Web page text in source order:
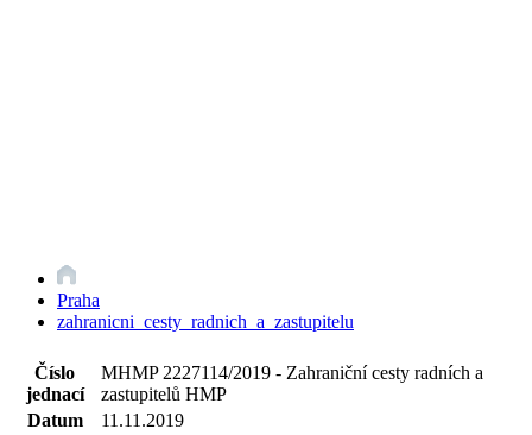
Praha
zahranicni_cesty_radnich_a_zastupitelu
Číslo
jednací
MHMP 2227114/2019 - Zahraniční cesty radních a
zastupitelů HMP
Datum
11.11.2019